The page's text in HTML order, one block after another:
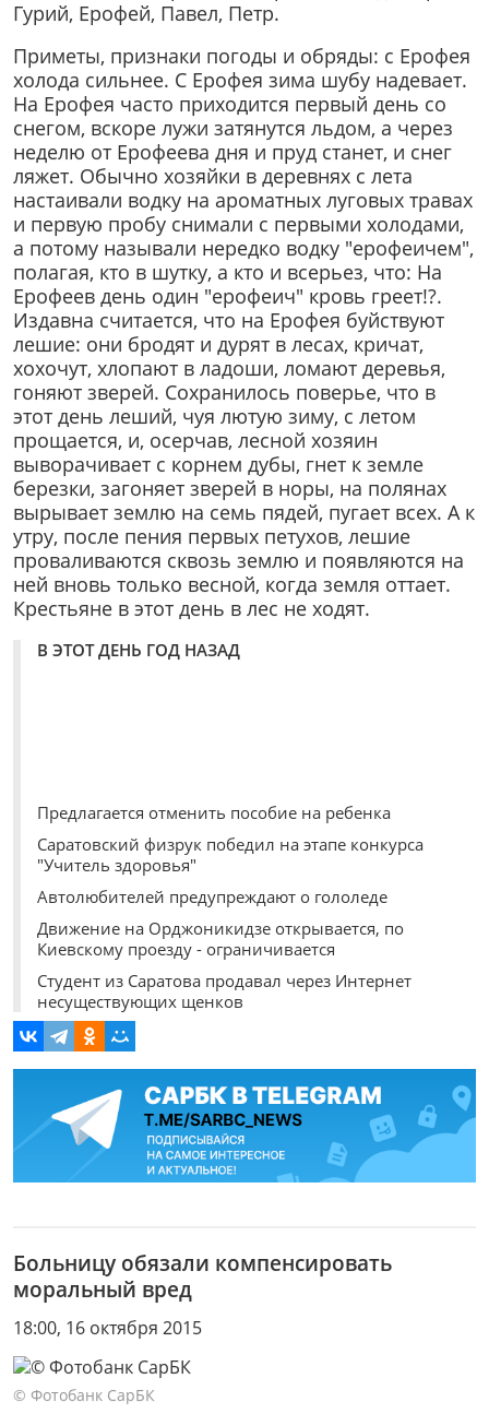
Гурий, Ерофей, Павел, Петр.
Приметы, признаки погоды и обряды: с Ерофея
холода сильнее. С Ерофея зима шубу надевает.
На Ерофея часто приходится первый день со
снегом, вскоре лужи затянутся льдом, а через
неделю от Ерофеева дня и пруд станет, и снег
ляжет. Обычно хозяйки в деревнях с лета
настаивали водку на ароматных луговых травах
и первую пробу снимали с первыми холодами,
а потому называли нередко водку "ерофеичем",
полагая, кто в шутку, а кто и всерьез, что: На
Ерофеев день один "ерофеич" кровь греет!?.
Издавна считается, что на Ерофея буйствуют
лешие: они бродят и дурят в лесах, кричат,
хохочут, хлопают в ладоши, ломают деревья,
гоняют зверей. Сохранилось поверье, что в
этот день леший, чуя лютую зиму, с летом
прощается, и, осерчав, лесной хозяин
выворачивает с корнем дубы, гнет к земле
березки, загоняет зверей в норы, на полянах
вырывает землю на семь пядей, пугает всех. А к
утру, после пения первых петухов, лешие
проваливаются сквозь землю и появляются на
ней вновь только весной, когда земля оттает.
Крестьяне в этот день в лес не ходят.
В ЭТОТ ДЕНЬ ГОД НАЗАД
Предлагается отменить пособие на ребенка
Саратовский физрук победил на этапе конкурса
"Учитель здоровья"
Автолюбителей предупреждают о гололеде
Движение на Орджоникидзе открывается, по
Киевскому проезду - ограничивается
Студент из Саратова продавал через Интернет
несуществующих щенков
Больницу обязали компенсировать
моральный вред
18:00, 16 октября 2015
© Фотобанк СарБК